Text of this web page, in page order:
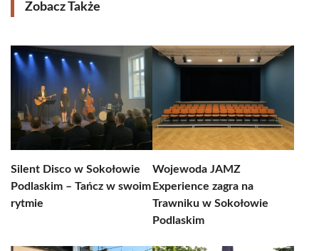
Zobacz Także
Silent Disco w Sokołowie
Podlaskim – Tańcz w swoim
rytmie
Wojewoda JAMZ
Experience zagra na
Trawniku w Sokołowie
Podlaskim